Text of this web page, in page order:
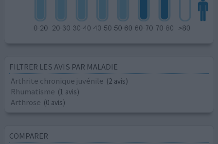
FILTRER LES AVIS PAR MALADIE
Arthrite chronique juvénile (2 avis)
Rhumatisme (1 avis)
Arthrose (0 avis)
COMPARER